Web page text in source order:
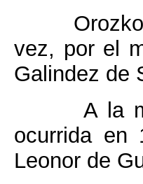
vez, por el
Galindez de
A la
ocurrida en
Leonor de